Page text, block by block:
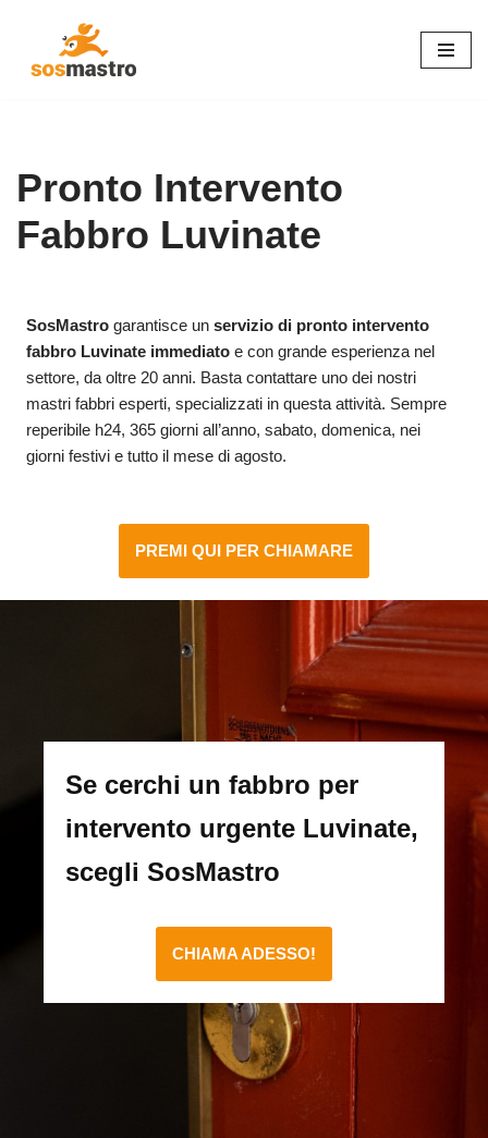
Pronto Intervento
Fabbro Luvinate
SosMastro garantisce unservizio di pronto intervento
fabbro Luvinate immediato e con grande esperienza nel
settore, da oltre 20 anni. Basta contattare uno dei nostri
mastri fabbri esperti, specializzati in questa attività. Sempre
reperibile h24, 365 giorni all’anno, sabato, domenica, nei
giorni festivi e tutto il mese di agosto.
PREMI QUI PER CHIAMARE
Se cerchi un fabbro per
intervento urgente Luvinate,
scegli SosMastro
CHIAMA ADESSO!